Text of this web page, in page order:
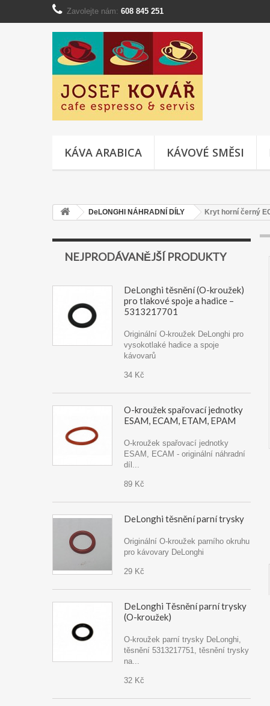
Zavolejte nám: 608 845 251
KÁVA ARABICA KÁVOVÉ SMĚSI
DeLONGHI NÁHRADNÍ DÍLY Kryt horní černý
NEJPRODÁVANĚJŠÍ PRODUKTY
DeLonghi těsnění (O-kroužek)
pro tlakové spoje a hadice –
5313217701
Originální O-kroužek DeLonghi pro
vysokotlaké hadice a spoje
kávovarů
34 Kč
O-kroužek spařovací jednotky
ESAM, ECAM, ETAM, EPAM
O-kroužek spařovací jednotky
ESAM, ECAM - originální náhradní
díl...
89 Kč
DeLonghi těsnění parní trysky
Originální O-kroužek parního okruhu
pro kávovary DeLonghi
29 Kč
DeLonghi Těsnění parní trysky
(O-kroužek)
O-kroužek parní trysky DeLonghi,
těsnění 5313217751, těsnění trysky
na...
32 Kč